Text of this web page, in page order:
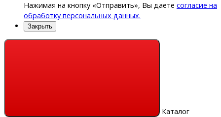
Нажимая на кнопку «Отправить», Вы даете согласие на
обработку персональных данных.
Закрыть
Каталог